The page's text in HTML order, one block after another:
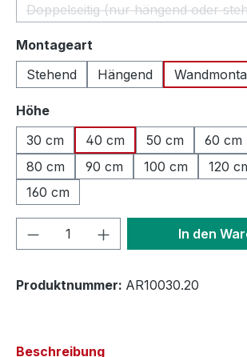
Doppelseitig (nur hängend oder
(Diese Option ist
Montageart
Stehend
Hängend
Höheauswählen
30 cm
40 cm 50 cm 60 cm
80 cm
90 cm 100 cm 120
160 cm
Produkt Anzahl: Gib den
In den
Produktnummer: AR10030.20
Beschreibung